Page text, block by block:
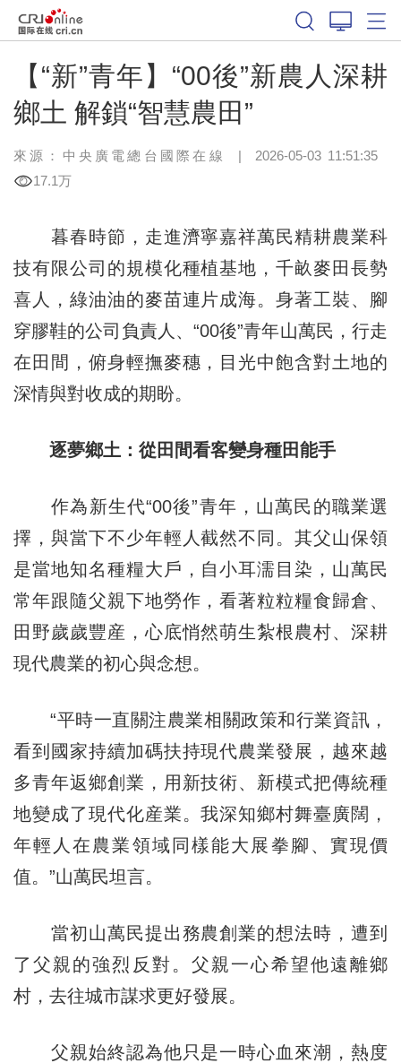
【“新”青年】“00後”新農人深耕
鄉土 解鎖“智慧農田”
來源：中央廣電總台國際在線 | 2026-05-03 11:51:35
17.1万
暮春時節，走進濟寧嘉祥萬民精耕農業科
技有限公司的規模化種植基地，千畝麥田長勢
喜人，綠油油的麥苗連片成海。身著工裝、腳
穿膠鞋的公司負責人、“00後”青年山萬民，行走
在田間，俯身輕撫麥穗，目光中飽含對土地的
深情與對收成的期盼。
逐夢鄉土：從田間看客變身種田能手
作為新生代“00後”青年，山萬民的職業選
擇，與當下不少年輕人截然不同。其父山保領
是當地知名種糧大戶，自小耳濡目染，山萬民
常年跟隨父親下地勞作，看著粒粒糧食歸倉、
田野歲歲豐産，心底悄然萌生紮根農村、深耕
現代農業的初心與念想。
“平時一直關注農業相關政策和行業資訊，
看到國家持續加碼扶持現代農業發展，越來越
多青年返鄉創業，用新技術、新模式把傳統種
地變成了現代化産業。我深知鄉村舞臺廣闊，
年輕人在農業領域同樣能大展拳腳、實現價
值。”山萬民坦言。
當初山萬民提出務農創業的想法時，遭到
了父親的強烈反對。父親一心希望他遠離鄉
村，去往城市謀求更好發展。
父親始終認為他只是一時心血來潮，熱度